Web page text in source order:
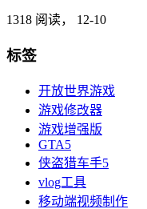
1318 阅读， 12-10
标签
开放世界游戏
游戏修改器
游戏增强版
GTA5
侠盗猎车手5
vlog工具
移动端视频制作